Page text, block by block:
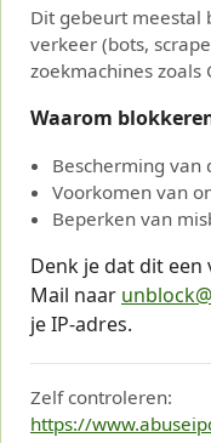
Dit gebeurt meestal
verkeer (bots,
zoekmachines
Waarom
Bescherming van
Voorkomen van
Beperken van
Denk je dat dit een
Mail naar
je IP-adres.
Zelf controleren:
https://